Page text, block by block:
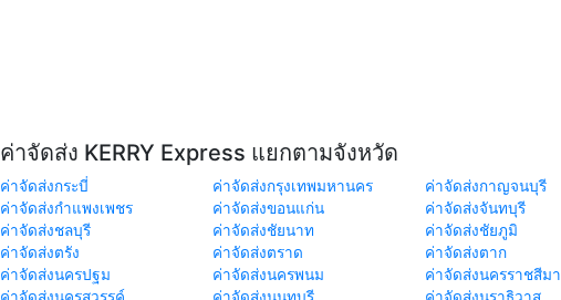
ค่าจัดส่ง KERRY Express แยกตามจังหวัด
ค่าจัดส่งกระบี่ ค่าจัดส่งกรุงเทพมหานคร ค่าจัดส่งกาญจนบุรี
ค่าจัดส่งกำแพงเพชร
ค่าจัดส่งขอนแก่น ค่าจัดส่งจันทบุรี
ค่าจัดส่งชลบุรี
ค่าจัดส่งชัยนาท ค่าจัดส่งชัยภูมิ
ค่าจัดส่งตรัง
ค่าจัดส่งตราด ค่าจัดส่งตาก
ค่าจัดส่งนครปฐม
ค่าจัดส่งนครพนม ค่าจัดส่งนครราชสีมา